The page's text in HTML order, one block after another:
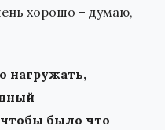
хорошо – думаю,
нагружать,
было что